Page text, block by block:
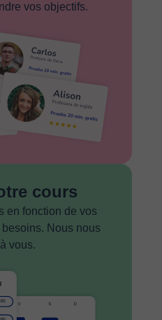
vos objectifs.
cours
en fonction de vos
Nous nous
vous.